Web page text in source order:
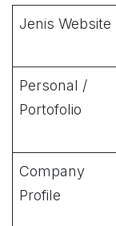
Jenis Website
Personal /
Portofolio
Company
Profile